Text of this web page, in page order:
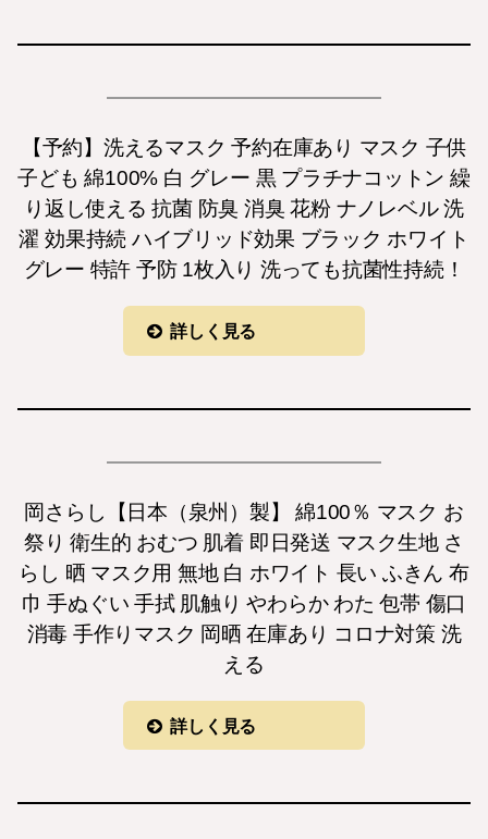
【予約】洗えるマスク 予約在庫あり マスク 子供
子ども 綿100% 白 グレー 黒 プラチナコットン 繰
り返し使える 抗菌 防臭 消臭 花粉 ナノレベル 洗
濯 効果持続 ハイブリッド効果 ブラック ホワイト
グレー 特許 予防 1枚入り 洗っても抗菌性持続！
詳しく見る
岡さらし【日本（泉州）製】 綿100％ マスク お
祭り 衛生的 おむつ 肌着 即日発送 マスク生地 さ
らし 晒 マスク用 無地 白 ホワイト 長い ふきん 布
巾 手ぬぐい 手拭 肌触り やわらか わた 包帯 傷口
消毒 手作りマスク 岡晒 在庫あり コロナ対策 洗
える
詳しく見る